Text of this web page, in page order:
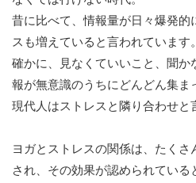
昔に比べて、情報量が日々爆発的
スも増えていると言われています。
確かに、見なくていいこと、聞か
報が無意識のうちにどんどん集ま
現代人はストレスと隣り合わせと
ヨガとストレスの関係は、たく
され、その効果が認められてい